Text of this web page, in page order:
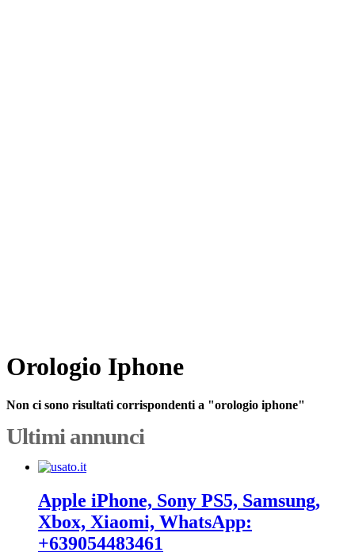
Orologio Iphone
Non ci sono risultati corrispondenti a "orologio iphone"
Ultimi annunci
Apple iPhone, Sony PS5, Samsung,
Xbox, Xiaomi, WhatsApp:
+639054483461